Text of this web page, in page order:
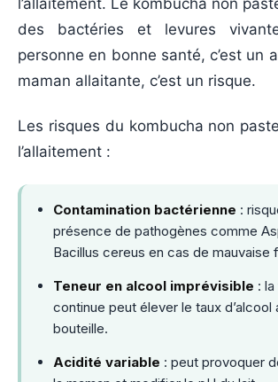
des bactéries et levures
personne en bonne santé, c’est un
maman allaitante, c’est un risque.
Les risques du kombucha non
l’allaitement :
Contamination bactérienne :
présence de pathogènes comme
Bacillus cereus en cas de mauvaise
Teneur en alcool imprévisible :
continue peut élever le taux d’alcool
bouteille.
Acidité variable : peut provoquer